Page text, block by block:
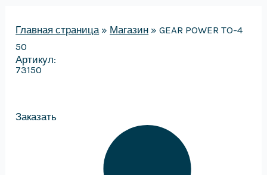
Главная страница » Магазин »GEAR POWER TO-4
50
Артикул:
73150
Заказать